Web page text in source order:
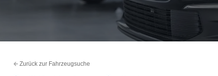
Zurück zur Fahrzeugsuche